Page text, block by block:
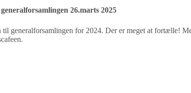
26.marts 2025
til generalforsamlingen for 2024. Der er meget at fortælle!